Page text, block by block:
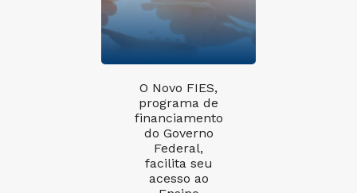
O Novo FIES,
programa de
financiamento
do Governo
Federal,
facilita seu
acesso ao